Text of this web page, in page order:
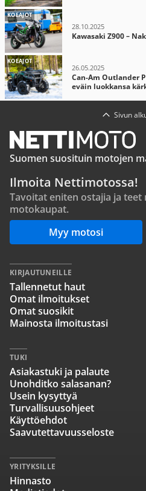
KOEAJOT
28.10.2025
Kawasaki Z900 –
KOEAJOT
26.05.2025
Can-Am Outlander
eväin luokkansa
Sivun
Suomen suosituin motojen
Ilmoita Nettimotossa!
Tavoitat eniten ostajia ja
motokaupat.
Myy motosi
KIRJAUTUNEILLE
Tallennetut haut
Omat ilmoitukset
Omat suosikit
Mainosta ilmoitustasi
TUKI
Asiakastuki ja palaute
Unohditko salasanan?
Usein kysyttyä
Turvallisuusohjeet
Käyttöehdot
Saavutettavuusseloste
YRITYKSILLE
Hinnasto